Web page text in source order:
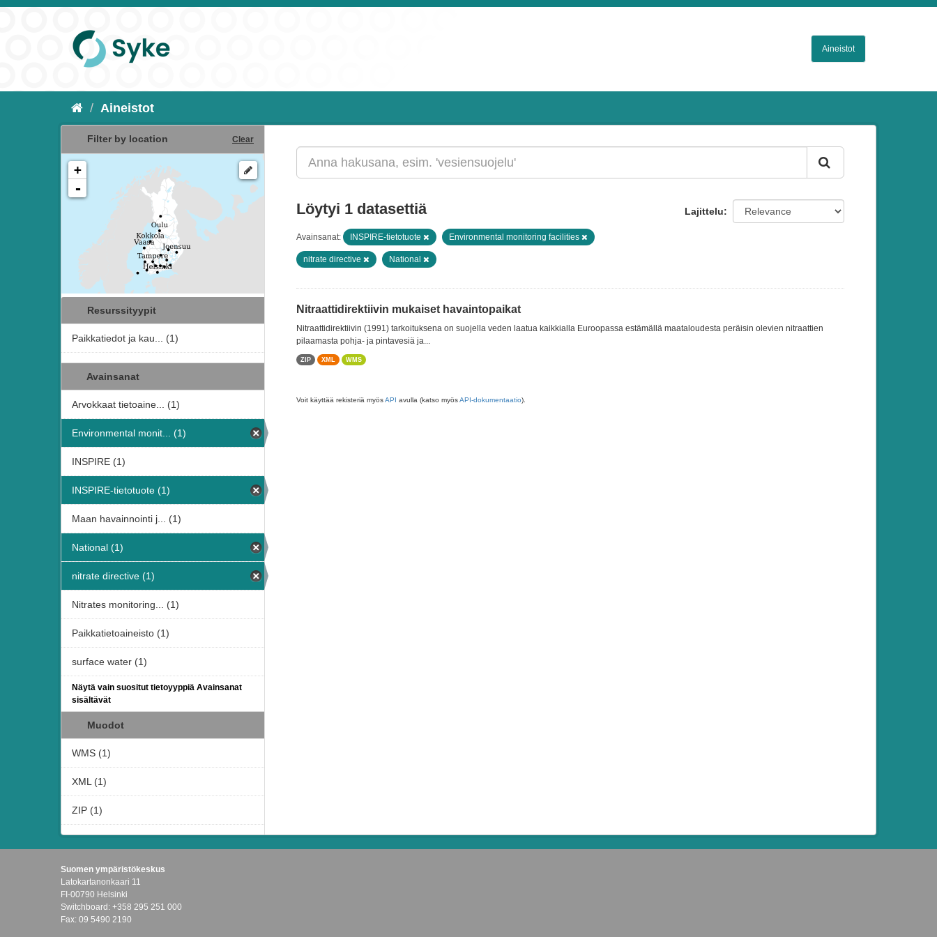
Aineistot
Aineistot
Filter by location Clear
+
-
Resurssityypit
Paikkatiedot ja kau... (1)
Avainsanat
Arvokkaat tietoaine... (1)
Environmental monit... (1)
INSPIRE (1)
INSPIRE-tietotuote (1)
Maan havainnointi j... (1)
National (1)
nitrate directive (1)
Nitrates monitoring... (1)
Paikkatietoaineisto (1)
surface water (1)
Näytä vain suositut tietoyyppiä Avainsanat
sisältävät
Muodot
WMS (1)
XML (1)
ZIP (1)
Lajittelu
Löytyi 1 datasettiä
Avainsanat: INSPIRE-tietotuote Environmental monitoring facilities
nitrate directive National
Nitraattidirektiivin mukaiset havaintopaikat
Nitraattidirektiivin (1991) tarkoituksena on suojella veden laatua kaikkialla Euroopassa estämällä maataloudesta peräisin olevien nitraattien
pilaamasta pohja- ja pintavesiä ja...
ZIP XML WMS
Voit käyttää rekisteriä myösAPI avulla (katso myösAPI-dokumentaatio).
Suomen ympäristökeskus
Latokartanonkaari 11
FI-00790 Helsinki
Switchboard: +358 295 251 000
Fax: 09 5490 2190